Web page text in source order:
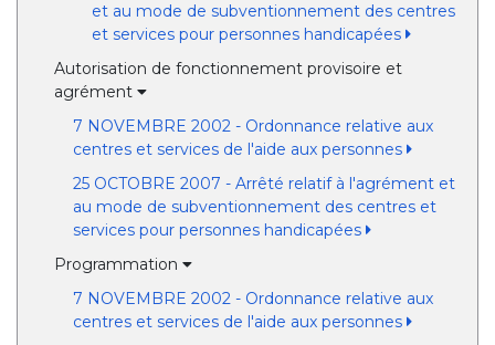
et au mode de subventionnement des centres
et services pour personnes handicapées
Autorisation de fonctionnement provisoire et
agrément
7 NOVEMBRE 2002 - Ordonnance relative aux
centres et services de l'aide aux personnes
25 OCTOBRE 2007 - Arrêté relatif à l'agrément et
au mode de subventionnement des centres et
services pour personnes handicapées
Programmation
7 NOVEMBRE 2002 - Ordonnance relative aux
centres et services de l'aide aux personnes